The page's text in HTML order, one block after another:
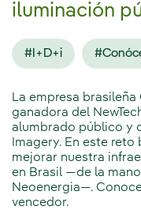
iluminación
#I+D+i
La empresa
ganadora del
alumbrado público y
Imagery. En este
mejorar nuestra
en Brasil —de la
Neoenergia—.
vencedor.